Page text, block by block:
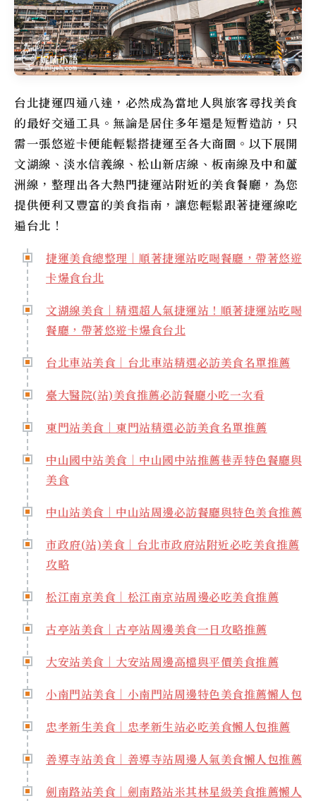
台北捷運四通八達，必然成為當地人與旅客尋找美食
的最好交通工具。無論是居住多年還是短暫造訪，只
需一張悠遊卡便能輕鬆搭捷運至各大商圈。以下展開
文湖線、淡水信義線、松山新店線、板南線及中和蘆
洲線，整理出各大熱門捷運站附近的美食餐廳，為您
提供便利又豐富的美食指南，讓您輕鬆跟著捷運線吃
遍台北！
捷運美食總整理｜順著捷運站吃喝餐廳，帶著悠遊
卡爆食台北
文湖線美食｜精選超人氣捷運站！順著捷運站吃喝
餐廳，帶著悠遊卡爆食台北
台北車站美食｜台北車站精選必訪美食名單推薦
臺大醫院(站)美食推薦必訪餐廳小吃一次看
東門站美食｜東門站精選必訪美食名單推薦
中山國中站美食｜中山國中站推薦巷弄特色餐廳與
美食
中山站美食｜中山站周邊必訪餐廳與特色美食推薦
市政府(站)美食｜台北市政府站附近必吃美食推薦
攻略
松江南京美食｜松江南京站周邊必吃美食推薦
古亭站美食｜古亭站周邊美食一日攻略推薦
大安站美食｜大安站周邊高檔與平價美食推薦
小南門站美食｜小南門站周邊特色美食推薦懶人包
忠孝新生美食｜忠孝新生站必吃美食懶人包推薦
善導寺站美食｜善導寺站周邊人氣美食懶人包推薦
劍南路站美食｜劍南路站米其林星級美食推薦懶人